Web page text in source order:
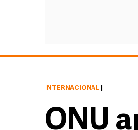
INTERNACIONAL
ONU